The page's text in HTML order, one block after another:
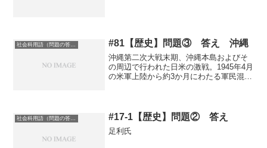
社会科用語（問題の答え） #81【歴史】問題③ 答え 沖縄
沖縄第二次大戦末期、沖縄本島およびそ
の周辺で行われた日米の激戦。1945年4月
の米軍上陸から約3か月にわたる軍民混在
#17-1【歴史】問題② 答え
足利氏